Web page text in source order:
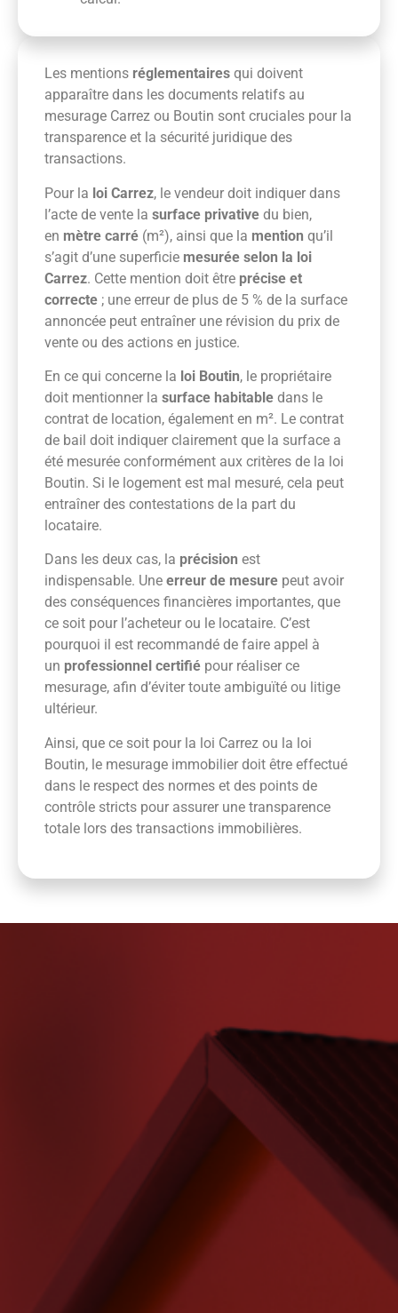
Les mentions réglementaires qui doivent
apparaître dans les documents relatifs au
mesurage Carrez ou Boutin sont cruciales pour la
transparence et la sécurité juridique des
transactions.
Pour la loi Carrez, le vendeur doit indiquer dans
l’acte de vente la surface privative du bien,
en mètre carré (m²), ainsi que la mention qu’il
s’agit d’une superficie mesurée selon la loi
Carrez. Cette mention doit être précise et
correcte ; une erreur de plus de 5 % de la surface
annoncée peut entraîner une révision du prix de
vente ou des actions en justice.
En ce qui concerne la loi Boutin, le propriétaire
doit mentionner la surface habitable dans le
contrat de location, également en m². Le contrat
de bail doit indiquer clairement que la surface a
été mesurée conformément aux critères de la loi
Boutin. Si le logement est mal mesuré, cela peut
entraîner des contestations de la part du
locataire.
Dans les deux cas, la précision est
indispensable. Une erreur de mesure peut avoir
des conséquences financières importantes, que
ce soit pour l’acheteur ou le locataire. C’est
pourquoi il est recommandé de faire appel à
un professionnel certifié pour réaliser ce
mesurage, afin d’éviter toute ambiguïté ou litige
ultérieur.
Ainsi, que ce soit pour la loi Carrez ou la loi
Boutin, le mesurage immobilier doit être effectué
dans le respect des normes et des points de
contrôle stricts pour assurer une transparence
totale lors des transactions immobilières.